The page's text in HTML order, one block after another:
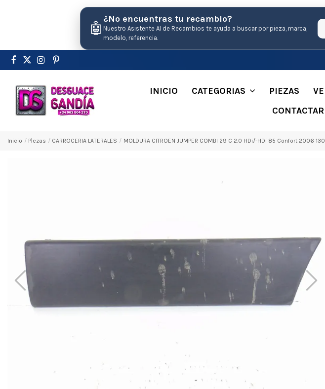
🤖
¿No encuentras tu recambio?
Nuestro Asistente AI de Recambios te ayuda a buscar por pieza, marca,
modelo, referencia.
INICIO CATEGORIAS PIEZAS
CONTACTAR
Inicio Pіezas CARROCERIA LATERALES MOLDURA CITROEN JUMPER COMBI 29 C 2.0 HDi/-HDi 85 Confort 2006